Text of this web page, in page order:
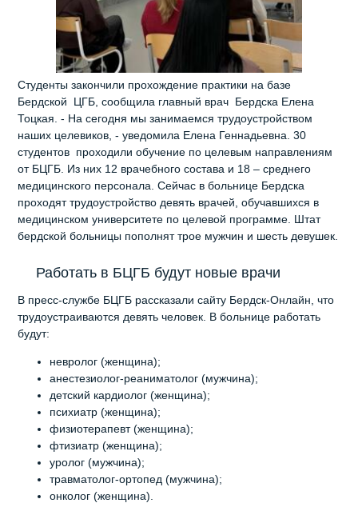
Студенты закончили прохождение практики на базе
Бердской ЦГБ, сообщила главный врач Бердска Елена
Тоцкая. - На сегодня мы занимаемся трудоустройством
наших целевиков, - уведомила Елена Геннадьевна. 30
студентов проходили обучение по целевым направлениям
от БЦГБ. Из них 12 врачебного состава и 18 – среднего
медицинского персонала. Сейчас в больнице Бердска
проходят трудоустройство девять врачей, обучавшихся в
медицинском университете по целевой программе. Штат
бердской больницы пополнят трое мужчин и шесть девушек.
Работать в БЦГБ будут новые врачи
В пресс-службе БЦГБ рассказали сайту Бердск-Онлайн, что
трудоустраиваются девять человек. В больнице работать
будут:
невролог (женщина);
анестезиолог-реаниматолог (мужчина);
детский кардиолог (женщина);
психиатр (женщина);
физиотерапевт (женщина);
фтизиатр (женщина);
уролог (мужчина);
травматолог-ортопед (мужчина);
онколог (женщина).